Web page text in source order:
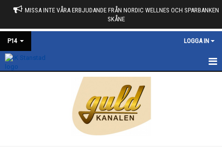
MISSA INTE VÅRA ERBJUDANDE FRÅN NORDIC WELLNES OCH SPARBANKEN
SKÅNE
P14 LOGGA IN